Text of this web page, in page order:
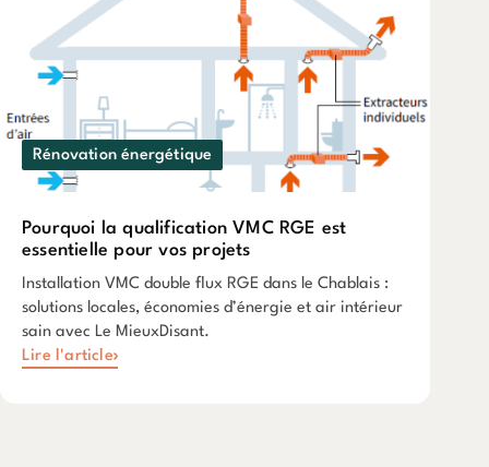
Rénovation énergétique
Pourquoi la qualification VMC RGE est
essentielle pour vos projets
Installation VMC double flux RGE dans le Chablais :
solutions locales, économies d’énergie et air intérieur
sain avec Le MieuxDisant.
Lire l'article